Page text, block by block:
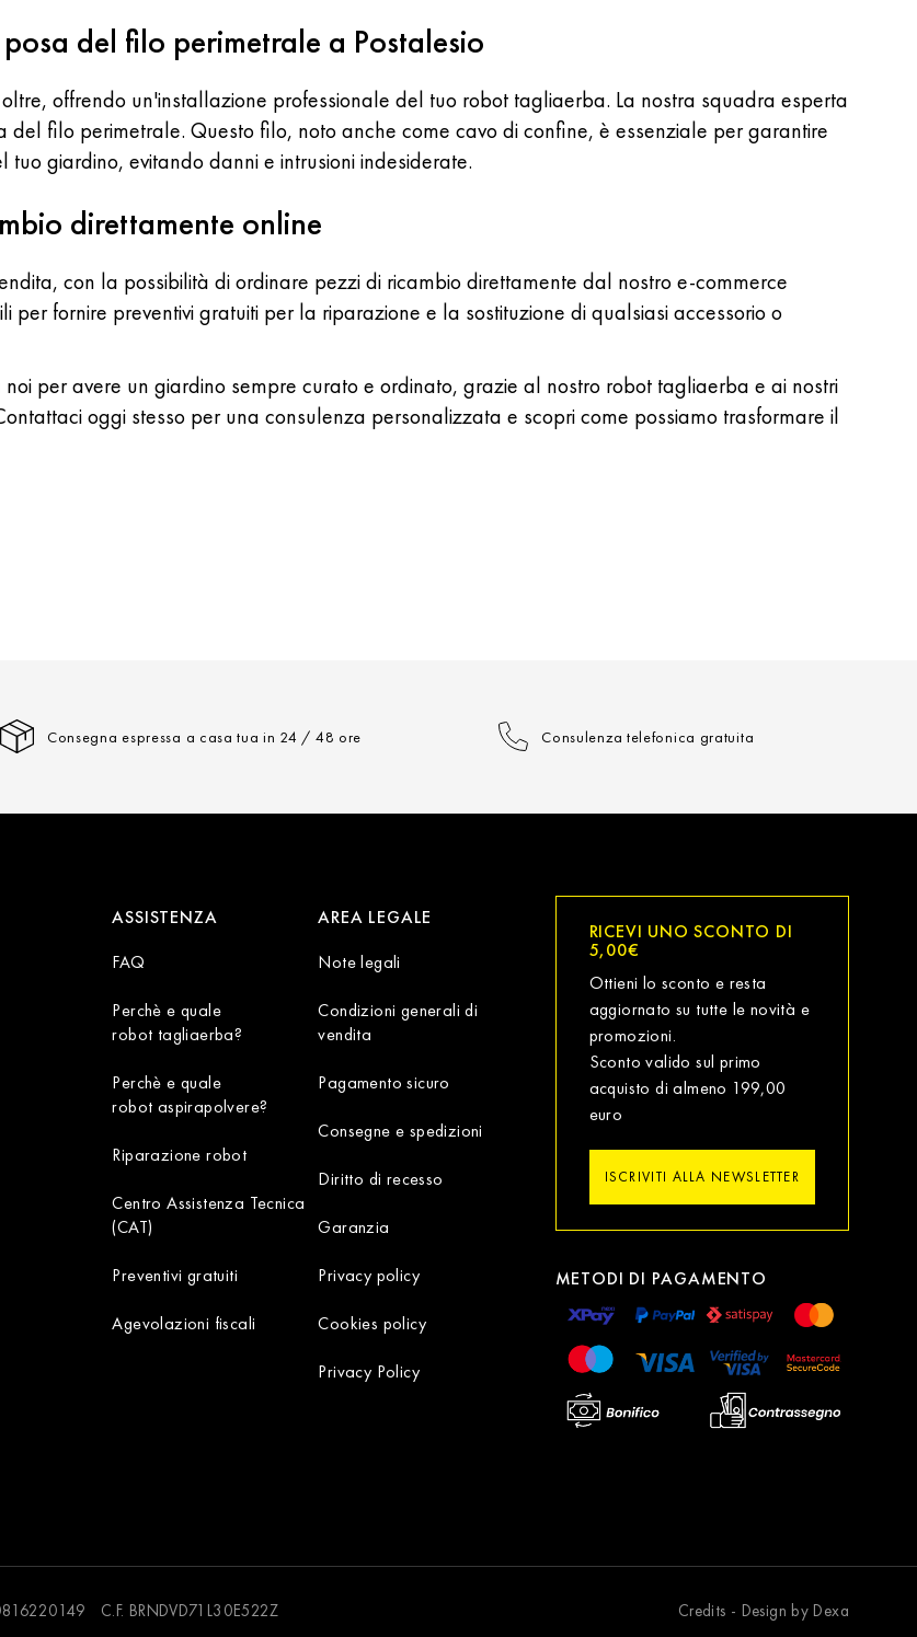
del filo perimetrale a Postalesio
offrendo un'installazione professionale del tuo robot tagliaerba. La nostra squadra esperta
filo perimetrale. Questo filo, noto anche come cavo di confine, è essenziale per garantire
giardino, evitando danni e intrusioni indesiderate.
direttamente online
con la possibilità di ordinare pezzi di ricambio direttamente dal nostro e-commerce
fornire preventivi gratuiti per la riparazione e la sostituzione di qualsiasi accessorio o
per avere un giardino sempre curato e ordinato, grazie al nostro robot tagliaerba e ai nostri
oggi stesso per una consulenza personalizzata e scopri come possiamo trasformare il
Consegna espressa a casa tua in 24 / 48 ore Consulenza telefonica gratuita
ASSISTENZA
FAQ
Perchè e quale
robot tagliaerba?
Perchè e quale
robot aspirapolvere?
Riparazione robot
Centro Assistenza Tecnica
(CAT)
Preventivi gratuiti
Agevolazioni fiscali
AREA LEGALE
Note legali
Condizioni generali di
vendita
Pagamento sicuro
Consegne e spedizioni
Diritto di recesso
Garanzia
Privacy policy
Cookies policy
Privacy Policy
RICEVI UNO SCONTO DI
5,00€
Ottieni lo sconto e resta
aggiornato su tutte le novità e
promozioni.
Sconto valido sul primo
acquisto di almeno 199,00
euro
ISCRIVITI ALLA NEWSLETTER
METODI DI PAGAMENTO
C.F. BRNDVD71L30E522Z Credits - Design by Dexa